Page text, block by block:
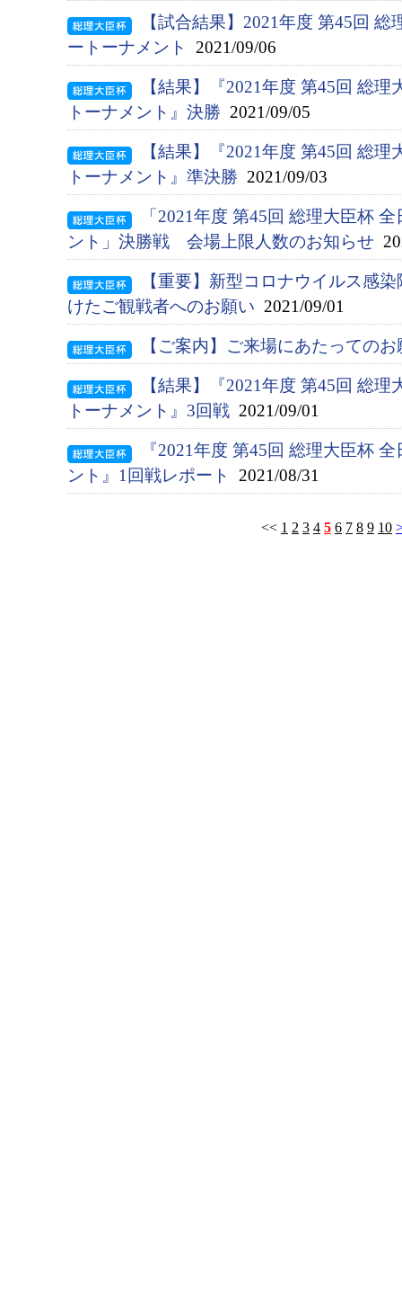
【試合結果】2021年度 第45回
ートーナメント
2021/09/06
【結果】『2021年度 第45回 総
トーナメント』決勝 2021/09/05
【結果】『2021年度 第45回 総
トーナメント』準決勝 2021/09/03
「2021年度 第45回 総理大臣杯
ント」決勝戦 会場上限人数のお知らせ
【重要】新型コロナウイルス感
けたご観戦者へのお願い 2021/09/01
【ご案内】ご来場にあたってのお
【結果】『2021年度 第45回 総
トーナメント』3回戦 2021/09/01
『2021年度 第45回 総理大臣杯
ント』1回戦レポート
2021/08/31
<< 1 2 3 4 5 6 7 8 9 10